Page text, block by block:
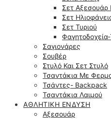
Σετ Αξεσουάρ
Σετ
Σετ Τυριού
Σαγιονάρες
Σουβέρ
Στυλό Και Σετ Στυλό
Τσαντάκια Με
Τσάντες- Backpack
Τσαντάκια Λαιμού
ΑΘΛΗΤΙΚΉ ΈΝΔΥΣΗ
Αξεσουάρ